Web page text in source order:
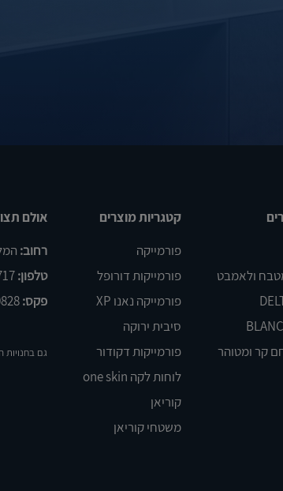
ולאמבט
קר ומטוהר
קטגריות מוצרים
פורמייקה
פורמייקות דורופל
פורמייקה נאנו XP
סיבית ירוקה
פורמייקות דקודור
לוחות לקה one skin
קוריאן
משטחי קוריאן
אולם
רחוב: המלאכה 10,
טלפון:
פקס:
גם